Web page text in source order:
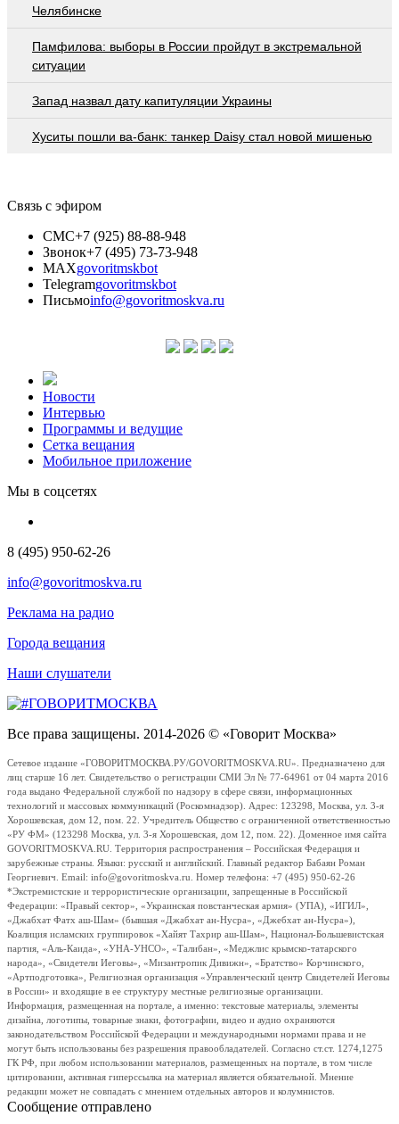
Челябинске
Памфилова: выборы в России пройдут в экстремальной
ситуации
Запад назвал дату капитуляции Украины
Хуситы пошли ва-банк: танкер Daisy стал новой мишенью
Связь с эфиром
СМС+7 (925) 88-88-948
Звонок+7 (495) 73-73-948
MAXgovoritmskbot
Telegramgovoritmskbot
Письмоinfo@govoritmoskva.ru
Новости
Интервью
Программы и ведущие
Сетка вещания
Мобильное приложение
Мы в соцсетях
8 (495) 950-62-26
info@govoritmoskva.ru
Реклама на радио
Города вещания
Наши слушатели
Все права защищены. 2014-2026 © «Говорит Москва»
Сетевое издание «ГОВОРИТМОСКВА.РУ/GOVORITMOSKVA.RU». Предназначено для
лиц старше 16 лет. Свидетельство о регистрации СМИ Эл № 77-64961 от 04 марта 2016
года выдано Федеральной службой по надзору в сфере связи, информационных
технологий и массовых коммуникаций (Роскомнадзор). Адрес: 123298, Москва, ул. 3-я
Хорошевская, дом 12, пом. 22. Учредитель Общество с ограниченной ответственностью
«РУ ФМ» (123298 Москва, ул. 3-я Хорошевская, дом 12, пом. 22). Доменное имя сайта
GOVORITMOSKVA.RU. Территория распространения – Российская Федерация и
зарубежные страны. Языки: русский и английский. Главный редактор Бабаян Роман
Георгиевич. Email: info@govoritmoskva.ru. Номер телефона: +7 (495) 950-62-26
*Экстремистские и террористические организации, запрещенные в Российской
Федерации: «Правый сектор», «Украинская повстанческая армия» (УПА), «ИГИЛ»,
«Джабхат Фатх аш-Шам» (бывшая «Джабхат ан-Нусра», «Джебхат ан-Нусра»),
Коалиция исламских группировок «Хайят Тахрир аш-Шам», Национал-Большевистская
партия, «Аль-Каида», «УНА-УНСО», «Талибан», «Меджлис крымско-татарского
народа», «Свидетели Иеговы», «Мизантропик Дивижн», «Братство» Корчинского,
«Артподготовка», Религиозная организация «Управленческий центр Свидетелей Иеговы
в России» и входящие в ее структуру местные религиозные организации.
Информация, размещенная на портале, а именно: текстовые материалы, элементы
дизайна, логотипы, товарные знаки, фотографии, видео и аудио охраняются
законодательством Российской Федерации и международными нормами права и не
могут быть использованы без разрешения правообладателей. Согласно ст.ст. 1274,1275
ГК РФ, при любом использовании материалов, размещенных на портале, в том числе
цитировании, активная гиперссылка на материал является обязательной. Мнение
редакции может не совпадать с мнением отдельных авторов и колумнистов.
Сообщение отправлено